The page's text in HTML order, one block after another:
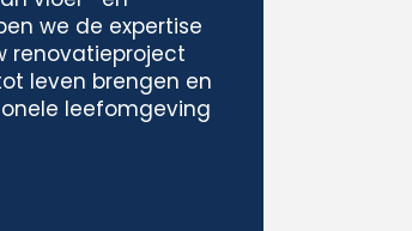
we de expertise
renovatieproject
leven brengen en
leefomgeving